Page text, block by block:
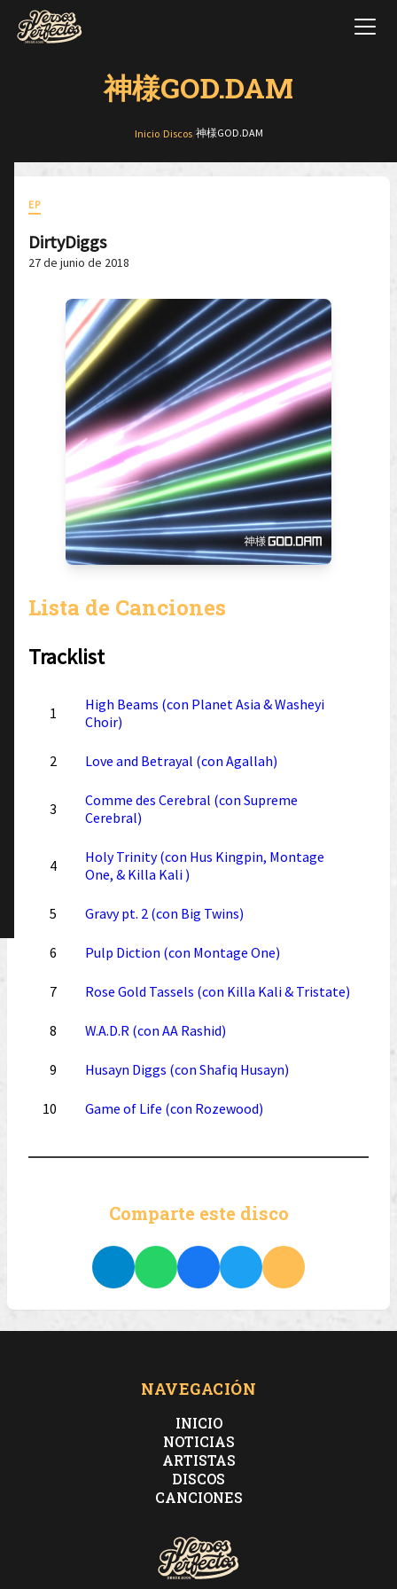
神様GOD​.​DAM
Inicio/ Discos/ 神様GOD​.​DAM
EP
DirtyDiggs
27 de junio de 2018
Lista de Canciones
Tracklist
1
High Beams (con Planet Asia & Washeyi
Choir)
2 Love and Betrayal (con Agallah)
3
Comme des Cerebral (con Supreme
Cerebral)
4
Holy Trinity (con Hus Kingpin, Montage
One, & Killa Kali )
5 Gravy pt. 2 (con Big Twins)
6 Pulp Diction (con Montage One)
7 Rose Gold Tassels (con Killa Kali & Tristate)
8 W.A.D.R (con AA Rashid)
9 Husayn Diggs (con Shafiq Husayn)
10 Game of Life (con Rozewood)
Comparte este disco
NAVEGACIÓN
INICIO
NOTICIAS
ARTISTAS
DISCOS
CANCIONES